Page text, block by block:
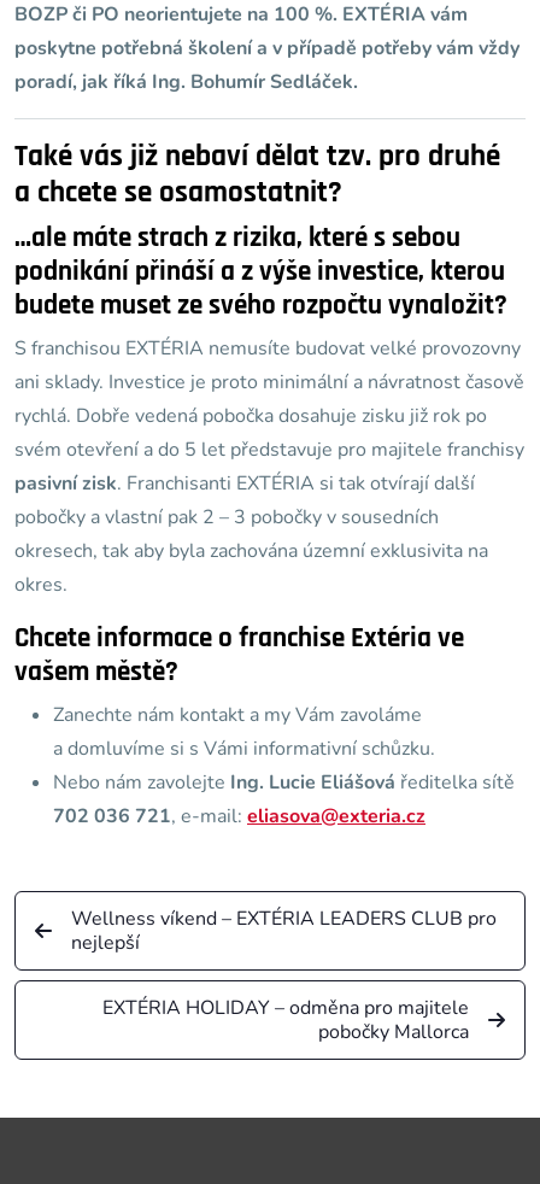
BOZP či PO neorientujete na 100 %. EXTÉRIA vám
poskytne potřebná školení a v případě potřeby vám vždy
poradí, jak říká Ing. Bohumír Sedláček.
Také vás již nebaví dělat tzv. pro druhé
a chcete se osamostatnit?
…ale máte strach z rizika, které s sebou
podnikání přináší a z výše investice, kterou
budete muset ze svého rozpočtu vynaložit?
S franchisou EXTÉRIA nemusíte budovat velké provozovny
ani sklady. Investice je proto minimální a návratnost časově
rychlá. Dobře vedená pobočka dosahuje zisku již rok po
svém otevření a do 5 let představuje pro majitele franchisy
pasivní zisk. Franchisanti EXTÉRIA si tak otvírají další
pobočky a vlastní pak 2 – 3 pobočky v sousedních
okresech, tak aby byla zachována územní exklusivita na
okres.
Chcete informace o franchise Extéria ve
vašem městě?
Zanechte nám kontakt a my Vám zavoláme
a domluvíme si s Vámi informativní schůzku.
Nebo nám zavolejte Ing. Lucie Eliášová ředitelka sítě
702 036 721, e-mail: eliasova@exteria.cz
Wellness víkend – EXTÉRIA LEADERS CLUB pro
nejlepší
EXTÉRIA HOLIDAY – odměna pro majitele
pobočky Mallorca